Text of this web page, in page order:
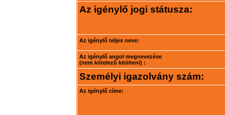
Az igénylő jogi státusza:
Az igénylő teljes neve:
Az igénylő angol megnevezése
(nem kötelező kitölteni) :
Személyi igazolvány szám:
Az igénylő címe: